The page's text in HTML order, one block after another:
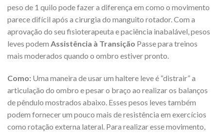
peso de 1 quilo pode fazer a diferença em como o movimento
parece difícil após a cirurgia do manguito rotador. Com a
aprovação do seu fisioterapeuta e paciência inabalável, pesos
leves podem Assistência à Transição Passe para treinos
mais moderados quando o ombro estiver pronto.
Como: Uma maneira de usar um haltere leve é “distrair” a
articulação do ombro e pesar o braço ao realizar os balanços
de pêndulo mostrados abaixo. Esses pesos leves também
podem fornecer um pouco mais de resistência em exercícios
como rotação externa lateral. Para realizar esse movimento,